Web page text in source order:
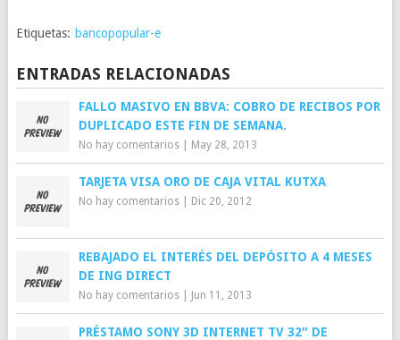
Etiquetas: bancopopular-e
ENTRADAS RELACIONADAS
FALLO MASIVO EN BBVA: COBRO DE RECIBOS POR
DUPLICADO ESTE FIN DE SEMANA.
No hay comentarios| May 28, 2013
TARJETA VISA ORO DE CAJA VITAL KUTXA
No hay comentarios| Dic 20, 2012
REBAJADO EL INTERÉS DEL DEPÓSITO A 4 MESES
DE ING DIRECT
No hay comentarios| Jun 11, 2013
PRÉSTAMO SONY 3D INTERNET TV 32″ DE